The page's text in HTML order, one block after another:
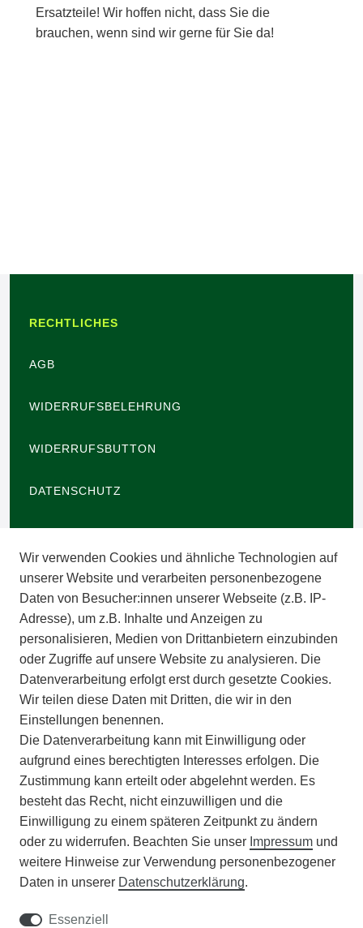
Ersatzteile! Wir hoffen nicht, dass Sie die
brauchen, wenn sind wir gerne für Sie da!
RECHTLICHES
AGB
WIDERRUFSBELEHRUNG
WIDERRUFSBUTTON
DATENSCHUTZ
IMPRESSUM
INFORMATIONEN
ZAHLUNGSARTEN
VERSAND
BATTERIEENTSORGUNG
VERANSTALTUNGEN
APOTHEKERSCHRANK
WISSENSWERTES
Wir verwenden Cookies und ähnliche Technologien auf
unserer Website und verarbeiten personenbezogene
Daten von Besucher:innen unserer Webseite (z.B. IP-
Adresse), um z.B. Inhalte und Anzeigen zu
personalisieren, Medien von Drittanbietern einzubinden
oder Zugriffe auf unsere Website zu analysieren. Die
Datenverarbeitung erfolgt erst durch gesetzte Cookies.
Wir teilen diese Daten mit Dritten, die wir in den
Einstellungen benennen.
Die Datenverarbeitung kann mit Einwilligung oder
aufgrund eines berechtigten Interesses erfolgen. Die
Zustimmung kann erteilt oder abgelehnt werden. Es
besteht das Recht, nicht einzuwilligen und die
Einwilligung zu einem späteren Zeitpunkt zu ändern
oder zu widerrufen. Beachten Sie unser Impressum und
weitere Hinweise zur Verwendung personenbezogener
Daten in unserer Daten­schutz­erklärung.
Essenziell